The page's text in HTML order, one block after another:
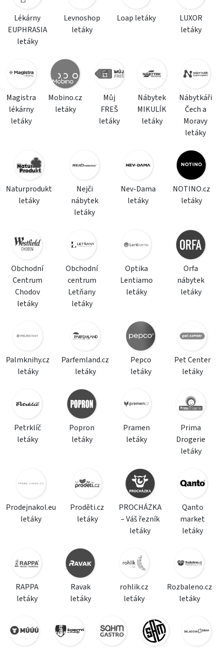
Lékárny
EUPHRASIA
letáky
Levnoshop
letáky
Loap letáky
LUXOR
letáky
Magistra
lékárny
letáky
Mobino.cz
letáky
Můj
FREŠ
letáky
Nábytek
MIKULÍK
letáky
Nábytkáři
Čech a
Moravy
letáky
Naturprodukt
letáky
Nejči
nábytek
letáky
Nev-Dama
letáky
NOTINO.cz
letáky
Obchodní
Centrum
Chodov
letáky
Obchodní
centrum
Letňany
letáky
Optika
Lentiamo
letáky
Orfa
nábytek
letáky
Palmknihy.cz
letáky
Parfemland.cz
letáky
Pepco
letáky
Pet Center
letáky
Petrklíč
letáky
Popron
letáky
Pramen
letáky
Prima
Drogerie
letáky
Prodejnakol.eu
letáky
Proděti.cz
letáky
PROCHÁZKA
– Váš řezník
letáky
Qanto
market
letáky
RAPPA
letáky
Ravak
letáky
rohlik.cz
letáky
Rozbaleno.cz
letáky